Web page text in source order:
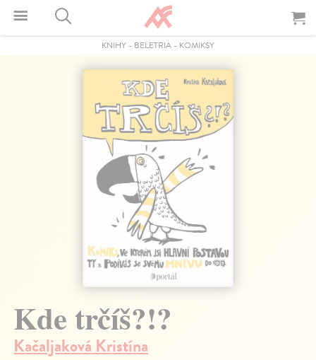
KNIHY - BELETRIA - KOMIKSY
Kde trčíš?!?
Kačaljaková Kristína